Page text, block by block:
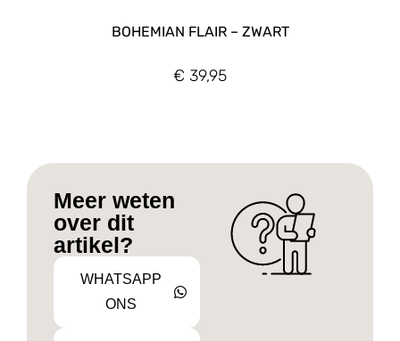
BOHEMIAN FLAIR – ZWART
€ 39,95
Meer weten
over dit
artikel?
WHATSAPP
ONS